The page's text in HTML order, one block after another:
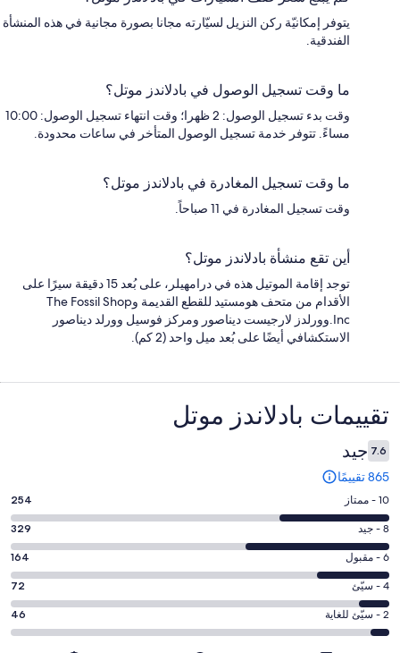
يتوفر إمكانيّة ركن النزيل لسيّارته مجانا بصورة مجانية في هذه المنشأة
الفندقية.
ما وقت تسجيل الوصول في بادلاندز موتل؟
وقت بدء تسجيل الوصول: 2 ظهرا؛ وقت انتهاء تسجيل الوصول: 10:00
مساءً. تتوفر خدمة تسجيل الوصول المتأخر في ساعات محدودة.
ما وقت تسجيل المغادرة في بادلاندز موتل؟
وقت تسجيل المغادرة في 11 صباحاً.
أين تقع منشأة بادلاندز موتل؟
توجد إقامة الموتيل هذه في درامهيلر، على بُعد 15 دقيقة سيرًا على
الأقدام من متحف هومستيد للقطع القديمة وThe Fossil Shop
Inc.وورلدز لارجيست ديناصور ومركز فوسيل وورلد ديناصور
الاستكشافي أيضًا على بُعد ميل واحد (2 كم).
التقييمات
تقييمات ⁦بادلاندز موتل⁩
7.6 جيد
865 تقييمًا
درجة
التصنيف
10
-
ممتاز.
254
من
أصل
10 - ممتاز 254
درجة
التصنيف
8
-
جيد.
329
من
8 - جيد 329
درجة
التصنيف
6
-
مقبول.
6 - مقبول 164
درجة
التصنيف
4
4 - سيّئ 72
درجة
التصنيف
2 - سيّئ للغاية 46